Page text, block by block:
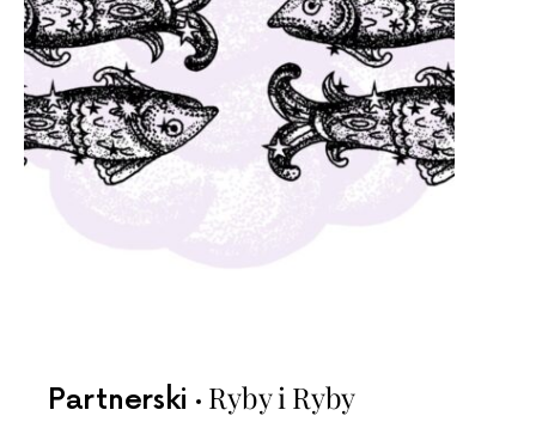
Partnerski Ryby i Ryby